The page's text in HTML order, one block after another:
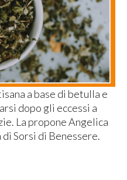
a base di betulla e
dopo gli eccessi a
La propone Angelica
Sorsi di Benessere.